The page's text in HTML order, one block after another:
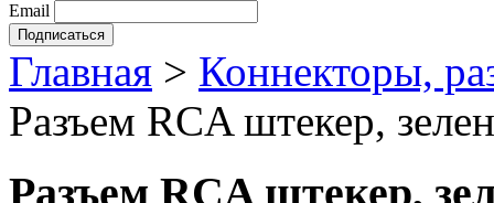
Email
Главная > Коннекторы,
Разъем RCA штекер,
Разъем RCA штекер,